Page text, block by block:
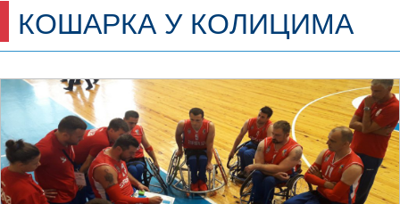
КОШАРКА У КОЛИЦИМА